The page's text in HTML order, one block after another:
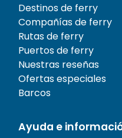
Destinos de ferry
Compañías de ferry
Rutas de ferry
Puertos de ferry
Nuestras reseñas
Ofertas especiales
Barcos
Ayuda e